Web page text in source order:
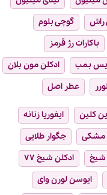
راش
گوچی بلوم
باکارات رژ قرمز
بمب
ادکلن مون بلان
عطر اصل
کلین
ایفوریا زنانه
مشکی
جگوار طلایی
شیخ
ادکلن شیخ ۷۷
ایوسن لورن وای